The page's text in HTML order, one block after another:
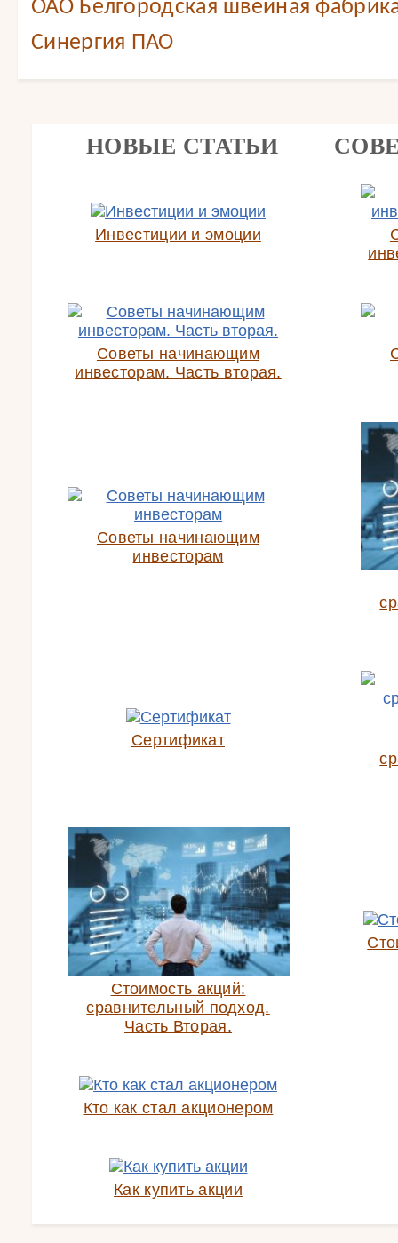
ОАО Белгородская швейная
Синергия ПАО
НОВЫЕ СТАТЬИ
Инвестиции и эмоции
Советы начинающим
инвесторам. Часть вторая.
Советы начинающим
инвесторам
Сертификат
Стоимость акций:
сравнительный подход.
Часть Вторая.
Кто как стал акционером
Как купить акции